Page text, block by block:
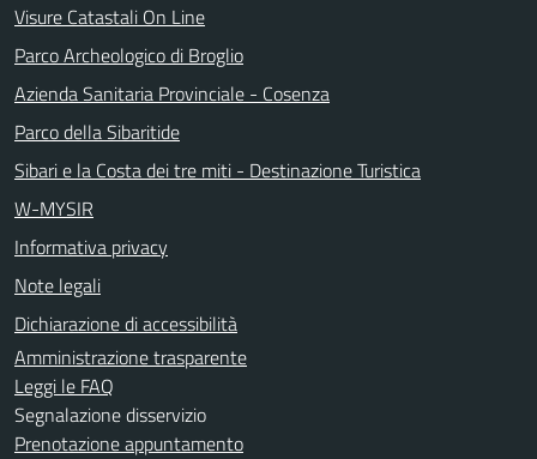
Visure Catastali On Line
Parco Archeologico di Broglio
Azienda Sanitaria Provinciale - Cosenza
Parco della Sibaritide
Sibari e la Costa dei tre miti - Destinazione Turistica
W-MYSIR
Informativa privacy
Note legali
Dichiarazione di accessibilità
Amministrazione trasparente
Leggi le FAQ
Segnalazione disservizio
Prenotazione appuntamento